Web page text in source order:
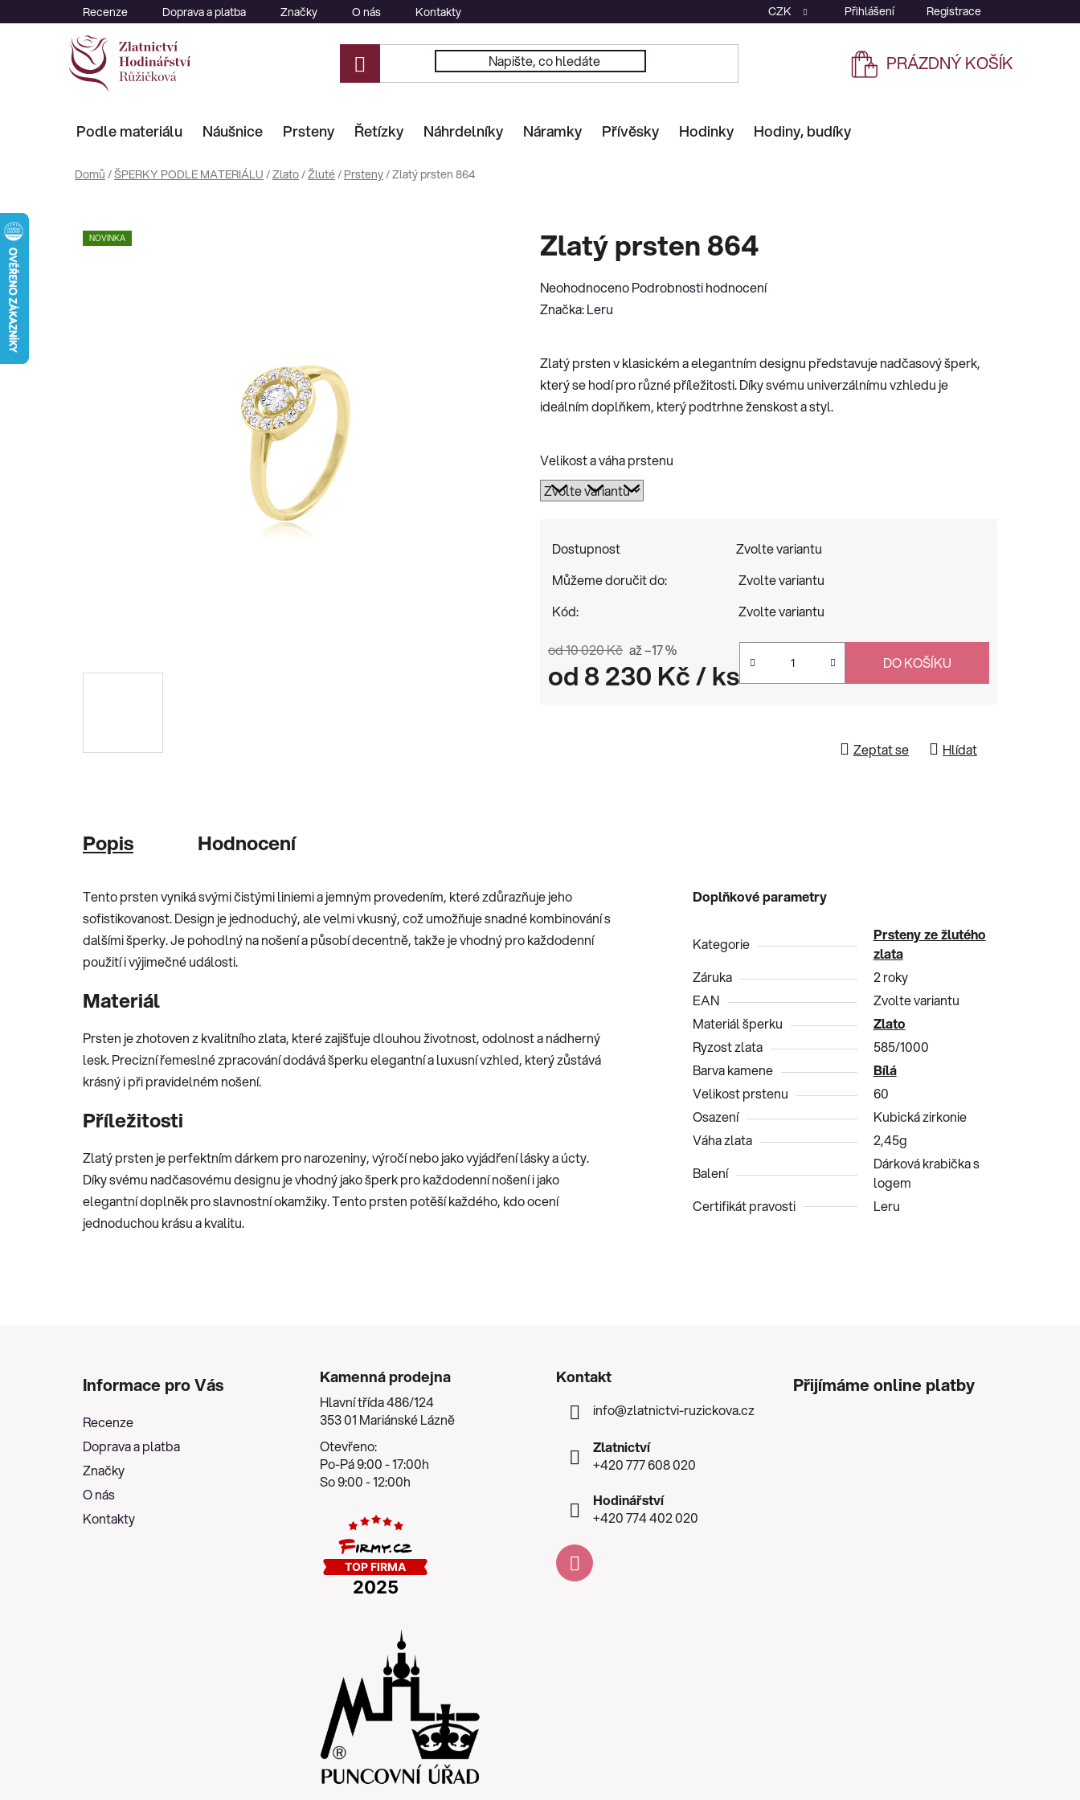
na
Recenze Doprava a platba Značky O nás Kontakty CZK Přihlášení Registrace
NÁKUPNÍ
PRÁZDNÝ KOŠÍK
Podle materiálu Náušnice Prsteny Řetízky Náhrdelníky Náramky Přívěsky Hodinky Hodiny, budíky
Domů /ŠPERKY PODLE MATERIÁLU /Zlato/Žluté/ Prsteny/Zlatý prsten 864
Zlatý prsten 864
Průměrné
hodnocení
0,0
z
5
NeohodnocenoPodrobnosti hodnocení
Značka:Leru
Zlatý prsten v klasickém a elegantním designu představuje nadčasový šperk,
který se hodí pro různé příležitosti. Díky svému univerzálnímu vzhledu je
ideálním doplňkem, který podtrhne ženskost a styl.
Velikost a váha prstenu
Dostupnost
Zvolte variantu
Můžeme doručit do:
Zvolte variantu
Kód:
Zvolte variantu
od 10 020 Kč až –17 %
od8 230 Kč/ ks DO KOŠÍKU
Zeptat se Hlídat
NOVINKA
Popis Hodnocení
Tento prsten vyniká svými čistými liniemi a jemným provedením, které zdůrazňuje jeho
sofistikovanost. Design je jednoduchý, ale velmi vkusný, což umožňuje snadné kombinování s
dalšími šperky. Je pohodlný na nošení a působí decentně, takže je vhodný pro každodenní
použití i výjimečné události.
Materiál
Prsten je zhotoven z kvalitního zlata, které zajišťuje dlouhou životnost, odolnost a nádherný
lesk. Precizní řemeslné zpracování dodává šperku elegantní a luxusní vzhled, který zůstává
krásný i při pravidelném nošení.
Příležitosti
Zlatý prsten je perfektním dárkem pro narozeniny, výročí nebo jako vyjádření lásky a úcty.
Díky svému nadčasovému designu je vhodný jako šperk pro každodenní nošení i jako
elegantní doplněk pro slavnostní okamžiky. Tento prsten potěší každého, kdo ocení
jednoduchou krásu a kvalitu.
Doplňkové parametry
Kategorie
Prsteny ze žlutého
zlata
Záruka
2 roky
EAN
Zvolte variantu
Materiál šperku
Zlato
Ryzost zlata
585/1000
Barva kamene
Bílá
Velikost prstenu
60
Osazení
Kubická zirkonie
Váha zlata
2,45g
Balení
Dárková krabička s
logem
Certifikát pravosti
Leru
Informace pro Vás
Recenze
Doprava a platba
Značky
O nás
Kontakty
Kamenná prodejna
Hlavní třída 486/124
353 01 Mariánské Lázně
Otevřeno:
Po-Pá 9:00 - 17:00h
So 9:00 - 12:00h
Kontakt
info@zlatnictvi-ruzickova.cz
Zlatnictví
+420 777 608 020
Hodinářství
+420 774 402 020
Přijímáme online platby